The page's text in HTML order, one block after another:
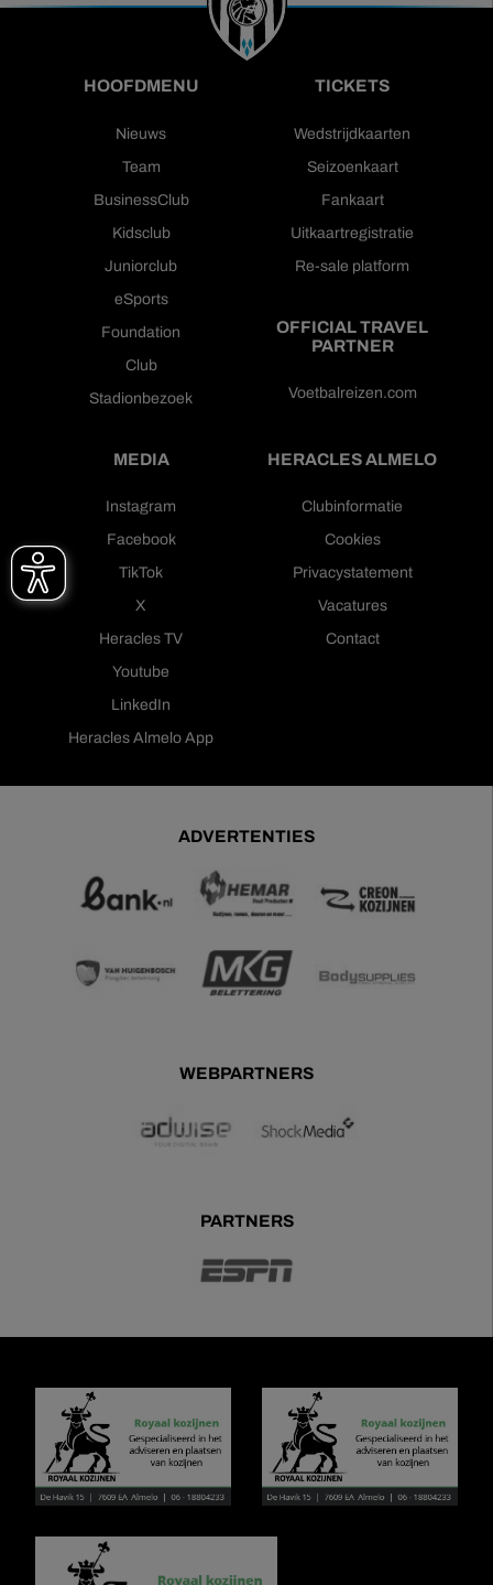
HOOFDMENU
Nieuws
Team
BusinessClub
Kidsclub
Juniorclub
eSports
Foundation
Club
Stadionbezoek
TICKETS
Wedstrijdkaarten
Seizoenkaart
Fankaart
Uitkaartregistratie
Re-sale platform
OFFICIAL TRAVEL
PARTNER
Voetbalreizen.com
MEDIA
Instagram
Facebook
TikTok
X
Heracles TV
Youtube
LinkedIn
Heracles Almelo App
HERACLES ALMELO
Clubinformatie
Cookies
Privacystatement
Vacatures
Contact
ADVERTENTIES
WEBPARTNERS
PARTNERS